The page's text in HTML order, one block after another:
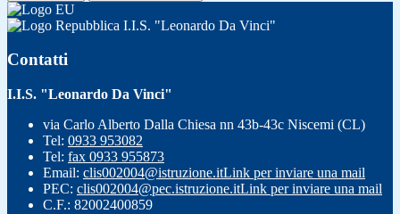
I.I.S. "Leonardo Da Vinci"
Contatti
I.I.S. "Leonardo Da Vinci"
via Carlo Alberto Dalla Chiesa nn 43b-43c Niscemi (CL)
Tel: 0933 953082
Tel: fax 0933 955873
Email: clis002004@istruzione.itLink per inviare una mail
PEC: clis002004@pec.istruzione.itLink per inviare una mail
C.F.: 82002400859